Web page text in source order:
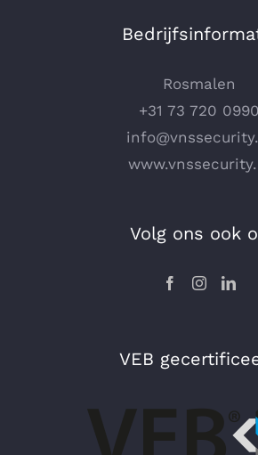
Rosmalen
+31 73 720 0990
Volg ons ook
VEB